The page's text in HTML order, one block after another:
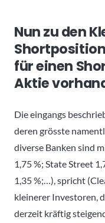
Nun zu den
für einen
Aktie
Die eingangs
deren grösste
diverse Banken sind
1,75 %; State Street
1,35 %;…), spricht
kleinerer Investoren,
derzeit kräftig